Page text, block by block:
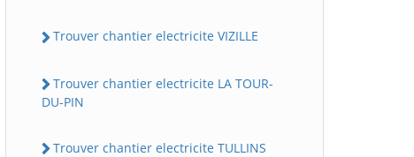
Trouver chantier electricite VIZILLE
Trouver chantier electricite LA TOUR-
DU-PIN
Trouver chantier electricite TULLINS